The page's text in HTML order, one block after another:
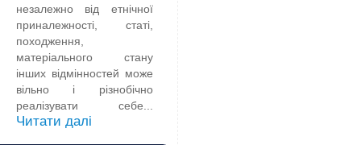
незалежно від етнічної
приналежності, статі,
походження,
матеріального стану
інших відмінностей може
вільно і різнобічно
реалізувати себе...
Читати далі